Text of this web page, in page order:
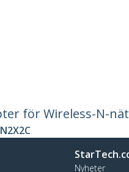
för Wireless-N-
Nyheter